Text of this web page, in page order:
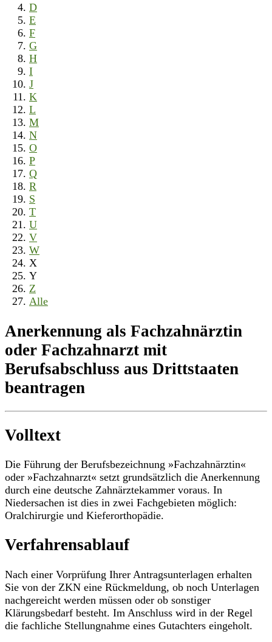
D
E
F
G
H
I
J
K
L
M
N
O
P
Q
R
S
T
U
V
W
X
Y
Z
Alle
Anerkennung als Fachzahnärztin
oder Fachzahnarzt mit
Berufsabschluss aus Drittstaaten
beantragen
Volltext
Die Führung der Berufsbezeichnung »Fachzahnärztin«
oder »Fachzahnarzt« setzt grundsätzlich die Anerkennung
durch eine deutsche Zahnärztekammer voraus. In
Niedersachen ist dies in zwei Fachgebieten möglich:
Oralchirurgie und Kieferorthopädie.
Verfahrensablauf
Nach einer Vorprüfung Ihrer Antragsunterlagen erhalten
Sie von der ZKN eine Rückmeldung, ob noch Unterlagen
nachgereicht werden müssen oder ob sonstiger
Klärungsbedarf besteht. Im Anschluss wird in der Regel
die fachliche Stellungnahme eines Gutachters eingeholt.